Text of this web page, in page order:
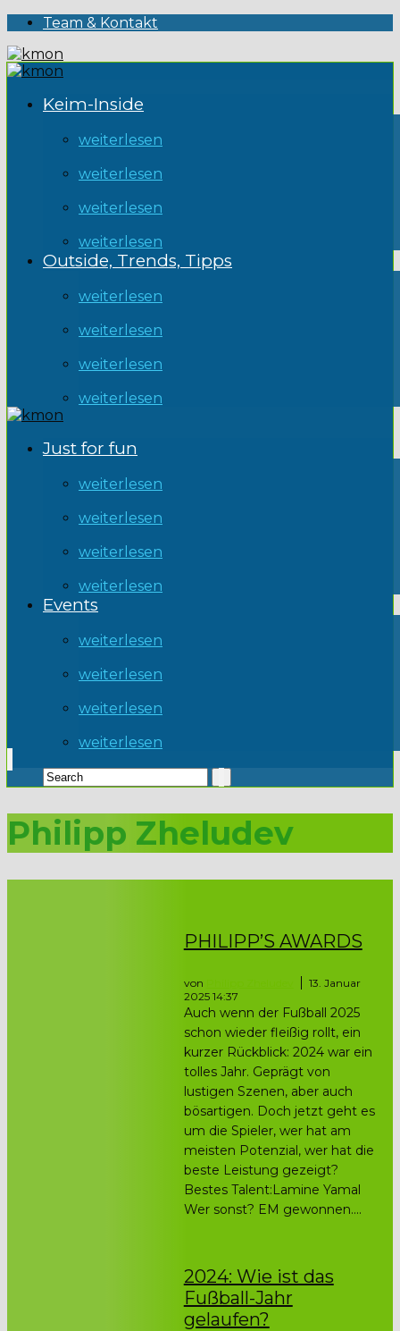
Team & Kontakt
Keim-Inside
weiterlesen
weiterlesen
weiterlesen
weiterlesen
Outside, Trends, Tipps
weiterlesen
weiterlesen
weiterlesen
weiterlesen
Just for fun
weiterlesen
weiterlesen
weiterlesen
weiterlesen
Events
weiterlesen
weiterlesen
weiterlesen
weiterlesen
Philipp Zheludev
PHILIPP’S AWARDS
von
13. Januar
2025 14:37
Auch wenn der Fußball 2025
schon wieder fleißig rollt, ein
kurzer Rückblick: 2024 war ein
tolles Jahr. Geprägt von
lustigen Szenen, aber auch
bösartigen. Doch jetzt geht es
um die Spieler, wer hat am
meisten Potenzial, wer hat die
beste Leistung gezeigt?
Bestes Talent:Lamine Yamal
Wer sonst? EM gewonnen....
2024: Wie ist das
Fußball-Jahr
gelaufen?